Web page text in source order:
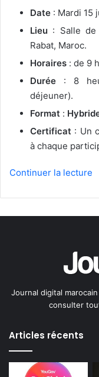
Date : Mardi 15
Lieu : Salle de
Rabat, Maroc.
Horaires : de 9
Durée : 8
déjeuner).
Format :
Certificat : Un
à chaque
Continuer la lecture
Journal digital
consulter
Articles récents